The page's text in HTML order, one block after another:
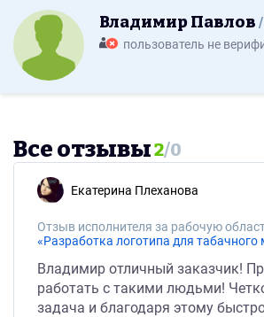
Владимир Павлов
пользователь не
Все отзывы2/0
Екатерина Плеханова
Отзыв исполнителя за рабочую
«Разработка логотипа для табачного
Владимир отличный заказчик!
работать с такими людьми!
задача и благодаря этому